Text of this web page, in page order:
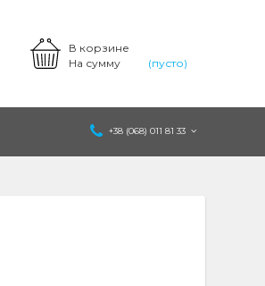
В корзине
На сумму
(пусто)
+38 (068) 011 81 33